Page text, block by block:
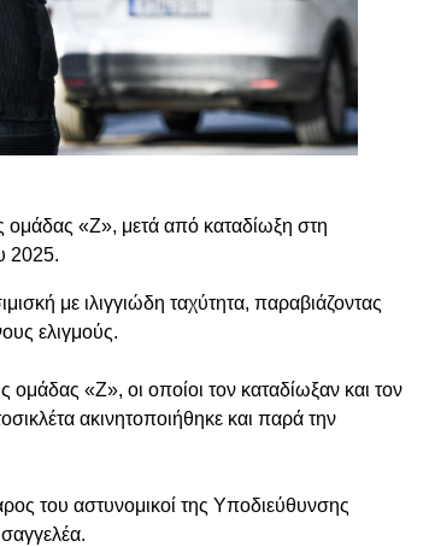
ομάδας «Ζ», μετά από καταδίωξη στη
2025.
με ιλιγγιώδη ταχύτητα, παραβιάζοντας
ελιγμούς.
ομάδας «Ζ», οι οποίοι τον καταδίωξαν και τον
ακινητοποιήθηκε και παρά την
του αστυνομικοί της Υποδιεύθυνσης